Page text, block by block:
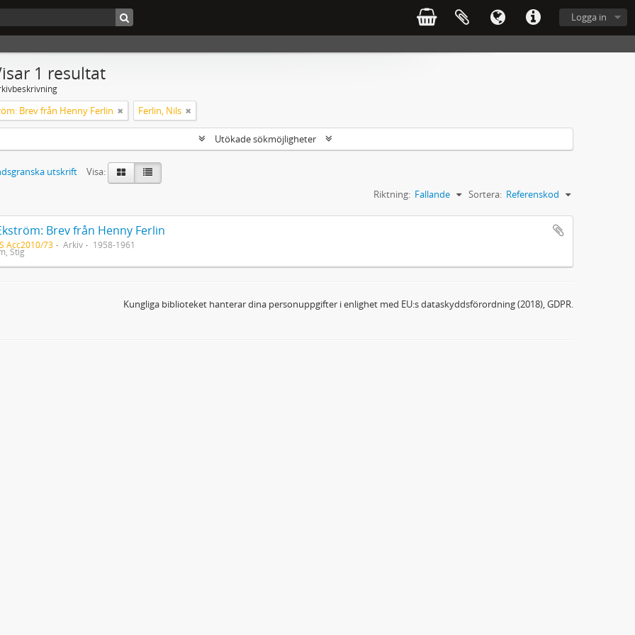
Logga in
1 resultat
Brev från Henny Ferlin Ferlin, Nils
Utökade sökmöjligheter
utskrift
Visa:
Sortera: Referenskod
Riktning: Fallande
Brev från Henny Ferlin
Acc2010/73 Arkiv 1958-1961
Stig
Kungliga biblioteket hanterar dina personuppgifter i enlighet med EU:s dataskyddsförordning (2018), GDPR.